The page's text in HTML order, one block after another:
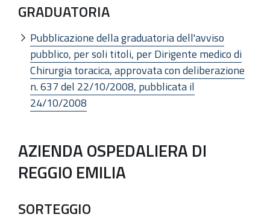
GRADUATORIA
Pubblicazione della graduatoria dell'avviso
pubblico, per soli titoli, per Dirigente medico di
Chirurgia toracica, approvata con deliberazione
n. 637 del 22/10/2008, pubblicata il
24/10/2008
AZIENDA OSPEDALIERA DI
REGGIO EMILIA
SORTEGGIO